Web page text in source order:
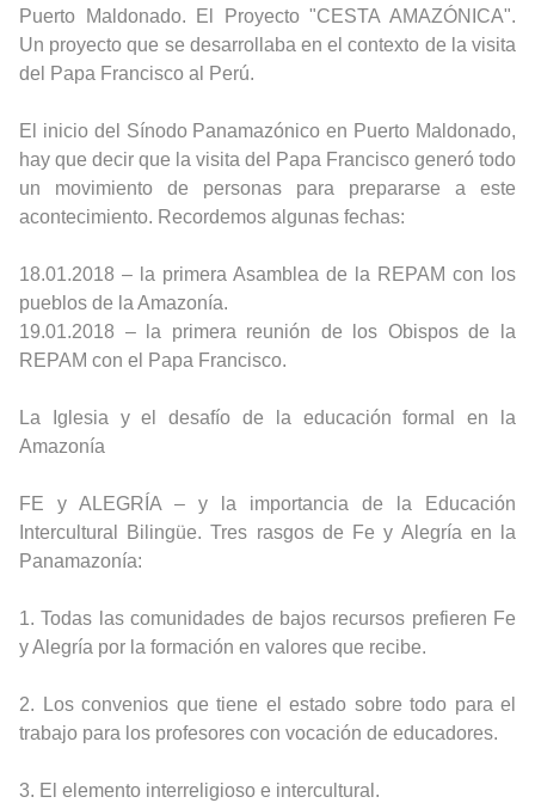
Puerto Maldonado. El Proyecto "CESTA AMAZÓNICA".
Un proyecto que se desarrollaba en el contexto de la visita
del Papa Francisco al Perú.
El inicio del Sínodo Panamazónico en Puerto Maldonado,
hay que decir que l a visita del Papa Francisco generó todo
un movimiento de personas para prepararse a este
acontecimiento. Recordemos algunas fechas:
18.01.2018 – la primera Asamblea de la REPAM con los
pueblos de la Amazonía.
19.01.2018 – la primera reunión de los Obispos de la
REPAM con el Papa Francisco.
La Iglesia y el desafío de la educación formal en la
Amazonía
FE y ALEGRÍA – y la importancia de la Educación
Intercultural Bilingüe.Tres rasgos de Fe y Alegría en la
Panamazonía:
1. Todas las comunidades de bajos recursos prefieren Fe
y Alegría por la formación en valores que recibe.
2. Los convenios que tiene el estado sobre todo para el
trabajo para los profesores con vocación de educadores.
3. El elemento interreligioso e intercultural.